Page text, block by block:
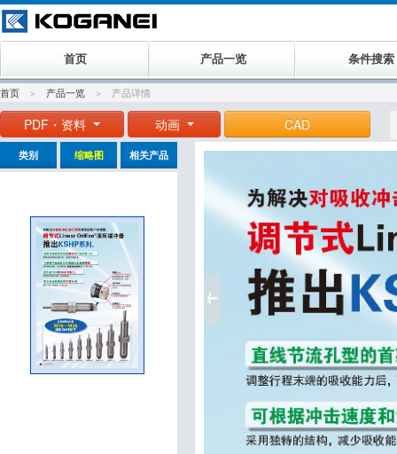
首页 产品一览 条件搜索
首页 产品一览 产品详情
PDF・资料 动画 CAD
类别 缩略图 相关产品